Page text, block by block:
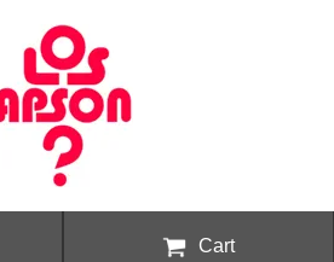
Cart